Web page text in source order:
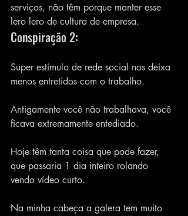
serviços, não têm porque manter esse
lero lero de cultura de empresa.
Conspiração 2:
Super estimulo de rede social nos deixa
menos entretidos com o trabalho.
Antigamente você não trabalhava, você
ficava extremamente entediado.
Hoje têm tanta coisa que pode fazer,
que passaria 1 dia inteiro rolando
vendo vídeo curto.
Na minha cabeça a galera tem muito